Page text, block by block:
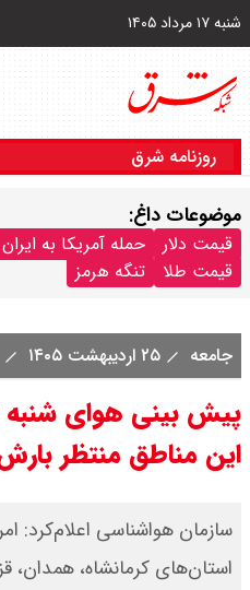
شنبه ۱۷ مرداد ۱۴۰۵
روزنامه شرق
موضوعات داغ:
قیمت دلار حمله آمریکا به ایران
قیمت طلا
تنگه هرمز
جامعه ۲۵ اردیبهشت ۱۴۰۵
این مناطق منتظر
سازمان هواشناسی اعلام‌کرد:
استان‌های کرمانشاه، همدان،